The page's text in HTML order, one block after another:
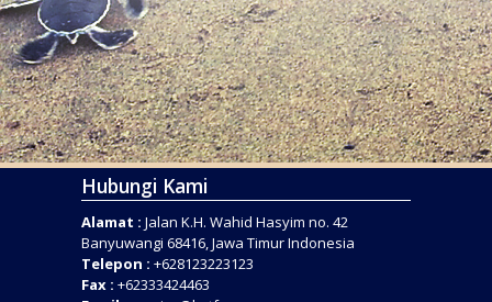
Hubungi Kami
Alamat : Jalan K.H. Wahid Hasyim no. 42
Banyuwangi 68416, Jawa Timur Indonesia
Telepon : +628123223123
Fax : +62333424463